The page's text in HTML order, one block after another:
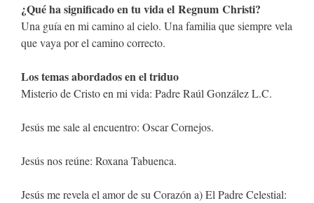
¿Qué ha significado en tu vida el Regnum Christi?
Una guía en mi camino al cielo. Una familia que siempre vela
que vaya por el camino correcto.
Los temas abordados en el triduo
Misterio de Cristo en mi vida: Padre Raúl González L.C.
Jesús me sale al encuentro: Oscar Cornejos.
Jesús nos reúne: Roxana Tabuenca.
Jesús me revela el amor de su Corazón a) El Padre Celestial: